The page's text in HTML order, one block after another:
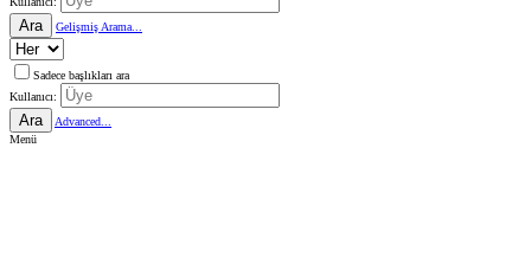
Ara Gelişmiş Arama...
Sadece başlıkları ara
Kullanıcı:
Ara
Advanced...
Menü